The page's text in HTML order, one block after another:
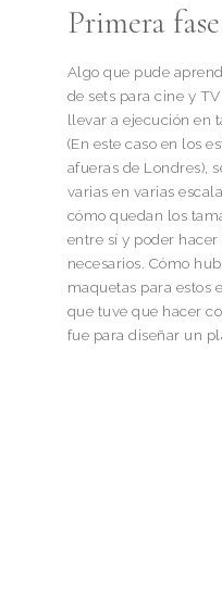
Primera
Algo que pude
de sets para cine y
llevar a ejecución en
(En este caso en los
afueras de Londres),
varias en varias
cómo quedan los
entre sí y poder
necesarios. Cómo
maquetas para estos
que tuve que hacer
fue para diseñar un